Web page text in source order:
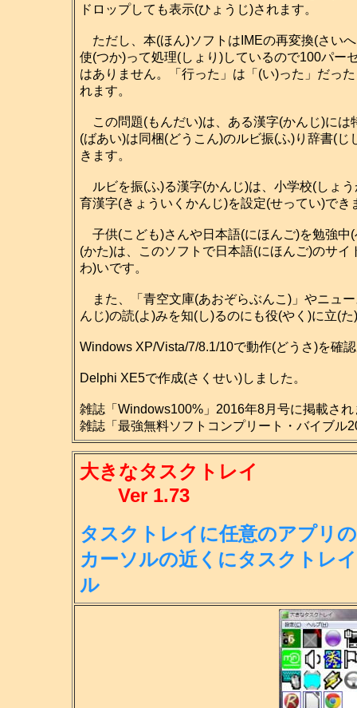
ドロップしても表示(ひょうじ)されます。
ただし、本(ほん)ソフトはIMEの再変換(さい
使(つか)って処理(しょり)しているので100パー
はありません。「行った」は「(い)った」だっ
れます。
この問題(もんだい)は、ある漢字(かんじ)には
(ばあい)は同梱(どうこん)のルビ振(ふ)り辞書(
きます。
ルビを振(ふ)る漢字(かんじ)は、小学校(しょ
育漢字(きょういくかんじ)を設定(せってい)で
子供(こども)さんや日本語(にほんご)を勉強中
(かた)は、このソフトで日本語(にほんご)のサ
わ)いです。
また、「青空文庫(あおぞらぶんこ)」やニュ
んじ)の読(よ)みを知(し)るのにも役(やく)に立(
Windows XP/Vista/7/8.1/10で動作(どうさ)を確
Delphi XE5で作成(さくせい)しました。
雑誌「Windows100%」2016年8月号に掲載され
雑誌「最強無料ソフトコンプリート・バイブル
大きなタスクトレイ
Ver 1.73
タスクトレイに任意のアプリ
カーソルの近くにタスクトレ
ル